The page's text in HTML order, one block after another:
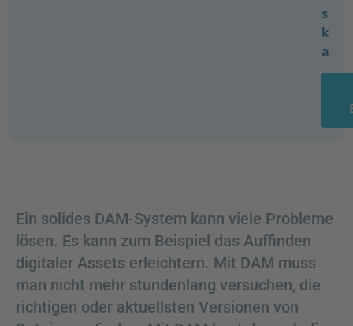
s
k
a
Ein solides DAM-System kann viele Probleme
lösen. Es kann zum Beispiel das Auffinden
digitaler Assets erleichtern. Mit DAM muss
man nicht mehr stundenlang versuchen, die
richtigen oder aktuellsten Versionen von